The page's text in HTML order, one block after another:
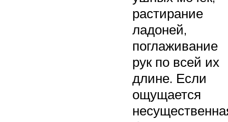
растирание
ладоней,
поглаживание
рук по всей их
длине. Если
ощущается